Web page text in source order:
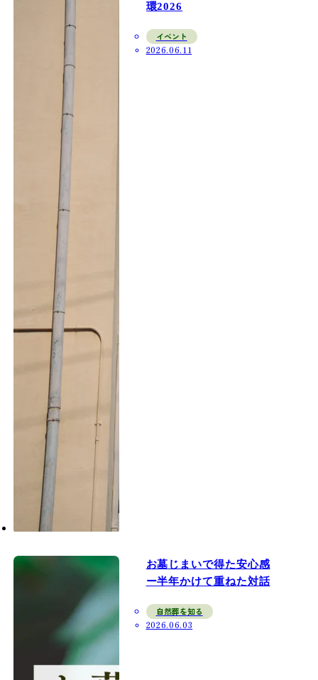
環2026
イベント
2026.06.11
お墓じまいで得た安心感
ー半年かけて重ねた対話
自然葬を知る
2026.06.03